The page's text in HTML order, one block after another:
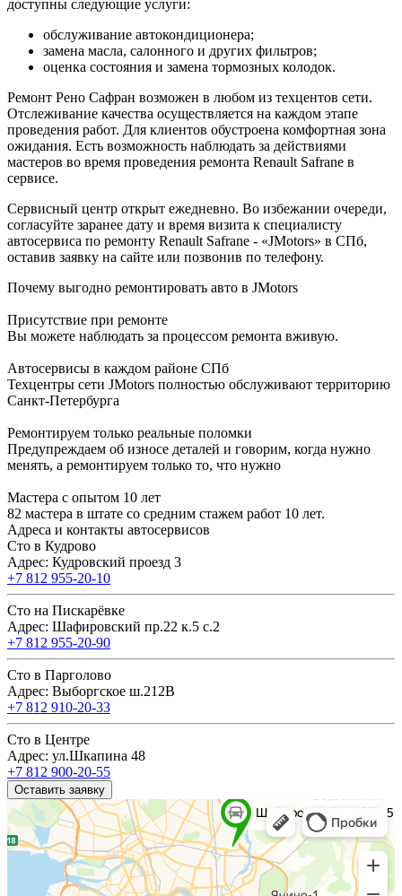
доступны следующие услуги:
обслуживание автокондиционера;
замена масла, салонного и других фильтров;
оценка состояния и замена тормозных колодок.
Ремонт Рено Сафран возможен в любом из техцентов сети.
Отслеживание качества осуществляется на каждом этапе
проведения работ. Для клиентов обустроена комфортная зона
ожидания. Есть возможность наблюдать за действиями
мастеров во время проведения ремонта Renault Safrane в
сервисе.
Сервисный центр открыт ежедневно. Во избежании очереди,
согласуйте заранее дату и время визита к специалисту
автосервиса по ремонту Renault Safrane - «JMotors» в СПб,
оставив заявку на сайте или позвонив по телефону.
Почему выгодно ремонтировать авто в JMotors
Присутствие при ремонте
Вы можете наблюдать за процессом ремонта вживую.
Автосервисы в каждом районе СПб
Техцентры сети JMotors полностью обслуживают территорию
Санкт-Петербурга
Ремонтируем только реальные поломки
Предупреждаем об износе деталей и говорим, когда нужно
менять, а ремонтируем только то, что нужно
Мастера с опытом 10 лет
82 мастера в штате со средним стажем работ 10 лет.
Адреса и контакты автосервисов
Сто в Кудрово
Адрес: Кудровский проезд 3
+7 812 955-20-10
Сто на Пискарёвке
Адрес: Шафировский пр.22 к.5 с.2
+7 812 955-20-90
Сто в Парголово
Адрес: Выборгское ш.212В
+7 812 910-20-33
Сто в Центре
Адрес: ул.Шкапина 48
+7 812 900-20-55
Оставить заявку